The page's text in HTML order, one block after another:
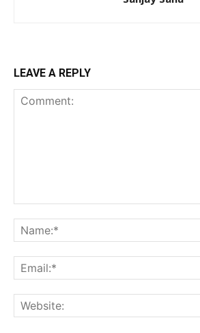
LEAVE A REPLY